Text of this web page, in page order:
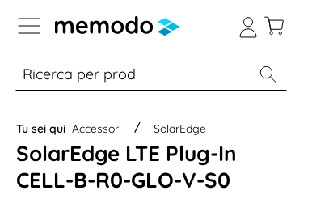
Skip to B2B platform navigation
% Sale Moduli
Tu sei qui Accessori SolarEdge
SolarEdge LTE Plug-In
CELL-B-R0-GLO-V-S0